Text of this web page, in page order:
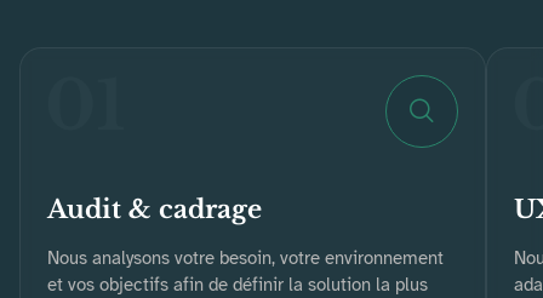
Audit & cadrage
Nous analysons votre besoin, votre environnement
et vos objectifs afin de définir la solution la plus